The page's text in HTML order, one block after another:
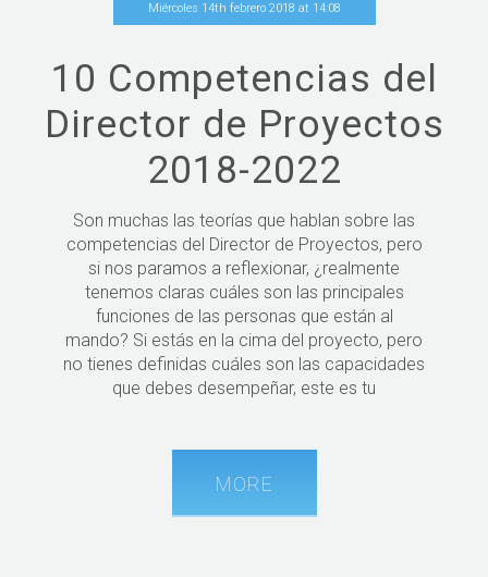
Miércoles 14th febrero 2018 at 14:08
10 Competencias del
Director de Proyectos
2018-2022
Son muchas las teorías que hablan sobre las
competencias del Director de Proyectos, pero
si nos paramos a reflexionar, ¿realmente
tenemos claras cuáles son las principales
funciones de las personas que están al
mando? Si estás en la cima del proyecto, pero
no tienes definidas cuáles son las capacidades
que debes desempeñar, este es tu
MORE